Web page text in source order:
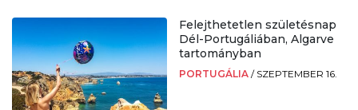
Felejthetetlen születésnap
Dél-Portugáliában, Algarve
tartományban
PORTUGÁLIA / SZEPTEMBER 16.